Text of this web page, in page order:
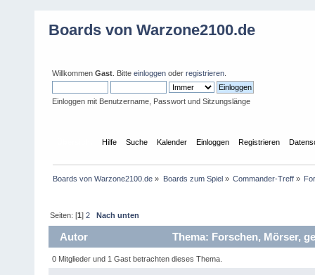
Boards von Warzone2100.de
Willkommen Gast . Bitte einloggen oder registrieren
Einloggen mit Benutzername, Passwort und Sitzungslänge
Hilfe Suche Kalender Einloggen Registrieren
Boards von Warzone2100.de » Boards zum Spiel» Commander-Treff»
Seiten: [1]2 Nach unten
Autor Thema: Forschen, Mörser,
0 Mitglieder und 1 Gast betrachten dieses Thema.